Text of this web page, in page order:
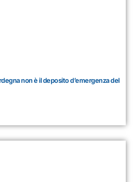
non è il deposito d’emergenza del